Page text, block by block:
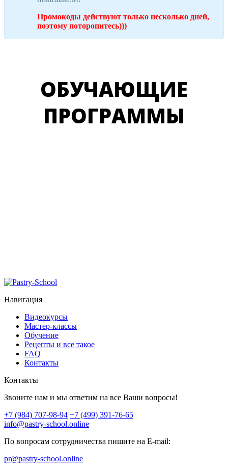
Промокоды действуют только несколько дней,
поэтому поторопитесь)))
ОБУЧАЮЩИЕ
ПРОГРАММЫ
Навигация
Видеокурсы
Мастер-классы
Обучение
Рецепты и все такое
FAQ
Контакты
Контакты
Звоните нам и мы ответим на все Ваши вопросы!
+7 (984) 707-98-94 +7 (499) 391-76-65
info@pastry-school.online
По вопросам сотрудничества пишите на E-mail:
pr@pastry-school.online